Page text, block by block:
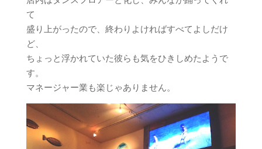
て
盛り上がったので、終わりよければすべてよしだけ
ど、
ちょっと浮かれていた彼らも気をひきしめたようで
す。
マネージャー業も楽じゃありません。